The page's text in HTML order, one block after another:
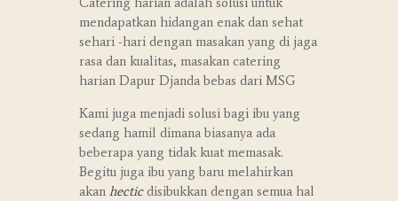
mendapatkan hidangan enak dan sehat
sehari -hari dengan masakan yang di jaga
rasa dan kualitas, masakan catering
harian Dapur Djanda bebas dari MSG
Kami juga menjadi solusi bagi ibu yang
sedang hamil dimana biasanya ada
beberapa yang tidak kuat memasak.
Begitu juga ibu yang baru melahirkan
akan hecticdisibukkan dengan semua hal